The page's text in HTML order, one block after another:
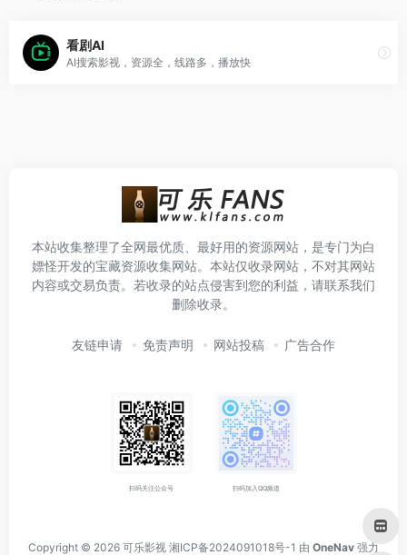
看剧AI
AI搜索影视，资源全，线路多，播放快
本站收集整理了全网最优质、最好用的资源网站，是专门为白
嫖怪开发的宝藏资源收集网站。本站仅收录网站，不对其网站
内容或交易负责。若收录的站点侵害到您的利益，请联系我们
删除收录。
友链申请 免责声明 网站投稿 广告合作
扫码关注公众号 扫码加入QQ频道
Copyright © 2026 可乐影视 湘ICP备2024091018号-1 由 OneNav 强力